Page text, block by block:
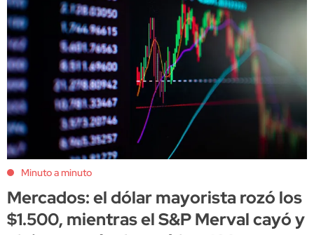
Minuto a minuto
Mercados: el dólar mayorista rozó los
$1.500, mientras el S&P Merval cayó y